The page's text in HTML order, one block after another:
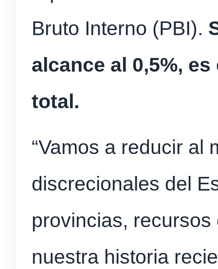
Bruto Interno (PBI).
alcance al 0,5%,
total.
“Vamos a reducir al
discrecionales del
provincias,
nuestra historia